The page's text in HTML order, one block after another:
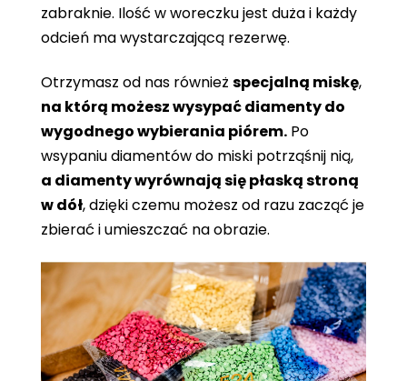
zabraknie. Ilość w woreczku jest duża i każdy
odcień ma wystarczającą rezerwę.
Otrzymasz od nas również specjalną miskę,
na którą możesz wysypać diamenty do
wygodnego wybierania piórem. Po
wsypaniu diamentów do miski potrząśnij nią,
a diamenty wyrównają się płaską stroną
w dół, dzięki czemu możesz od razu zacząć je
zbierać i umieszczać na obrazie.